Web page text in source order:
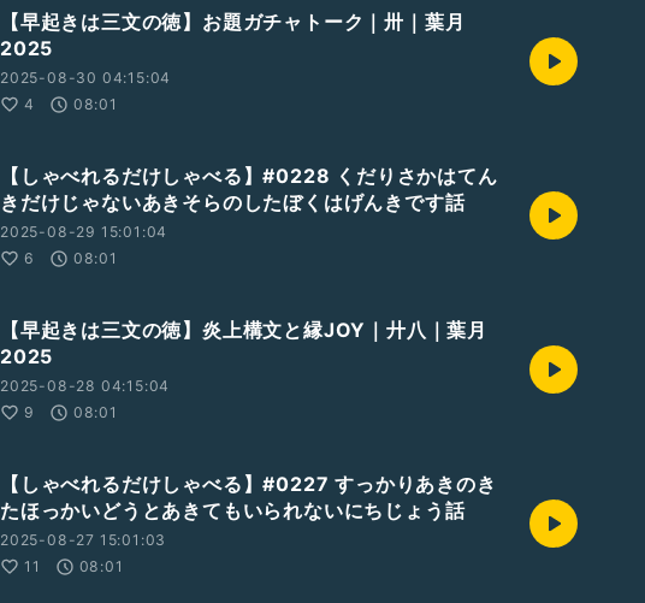
【早起きは三文の徳】お題ガチャトーク｜卅｜葉月
2025
2025-08-30 04:15:04
4
08:01
【しゃべれるだけしゃべる】#0228 くだりさかはてん
きだけじゃないあきそらのしたぼくはげんきです話
2025-08-29 15:01:04
6
08:01
【早起きは三文の徳】炎上構文と縁JOY｜廾八｜葉月
2025
2025-08-28 04:15:04
9
08:01
【しゃべれるだけしゃべる】#0227 すっかりあきのき
たほっかいどうとあきてもいられないにちじょう話
2025-08-27 15:01:03
11
08:01